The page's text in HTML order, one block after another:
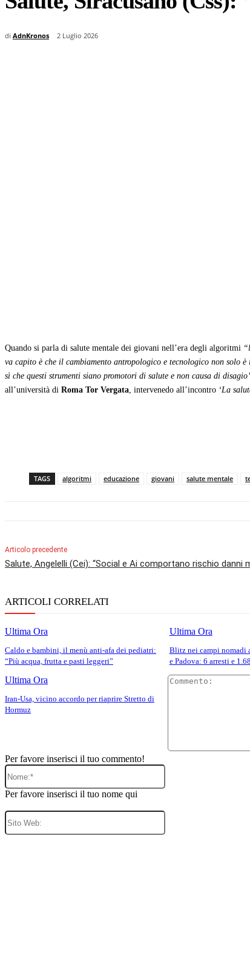
di AdnKronos 2 Luglio 2026
Quando si parla di salute mentale dei giovani nell’era degli algoritmi
va capito è che il cambiamento antropologico e tecnologico non solo
sì che questi strumenti siano promotori di salute e non causa di
all’università di Roma Tor Vergata, intervenedo all’incontro ‘La
TAGS algoritmi educazione giovani salute mentale
Articolo precedente
Salute, Angelelli (Cei): “Social e Ai comportano rischio danni
ARTICOLI CORRELATI
Ultima Ora
Caldo e bambini, il menù anti-afa dei pediatri:
“Più acqua, frutta e pasti leggeri”
Ultima Ora
Blitz nei campi nomadi
e Padova: 6 arresti e
Ultima Ora
Iran-Usa, vicino accordo per riaprire Stretto di
Hormuz
Per favore inserisci il tuo commento!
Nome:*
Per favore inserisci il tuo nome qui
Sito